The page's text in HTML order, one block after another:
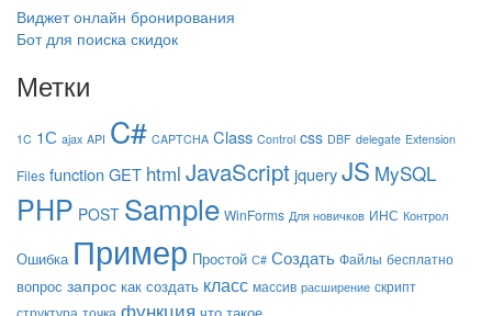
Виджет онлайн бронирования
Бот для поиска скидок
Метки
1C 1С ajax API C# CAPTCHA Class Control css DBF delegate Extension
Files function GET html JavaScriptjqueryJS MySQL
PHP POST Sample WinForms Для новичков ИНС Контрол
Ошибка Пример Простой С# Создать Файлы бесплатно
вопрос запрос как создать класс массив расширение скрипт
структура точка функция что такое